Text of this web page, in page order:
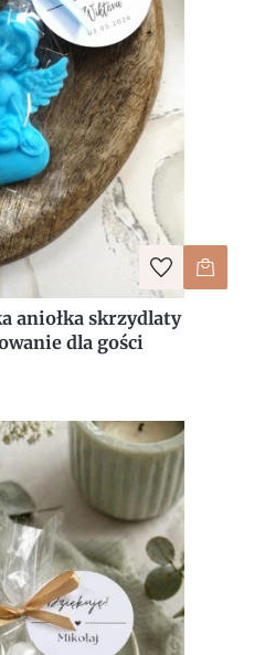
aniołka skrzydlaty
dla gości